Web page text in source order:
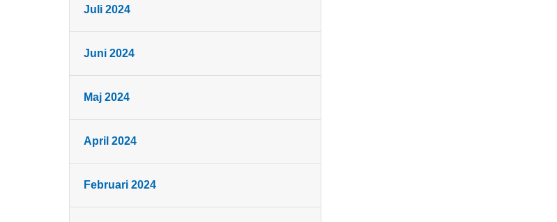
Juli 2024
Juni 2024
Maj 2024
April 2024
Februari 2024